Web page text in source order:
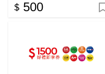
500